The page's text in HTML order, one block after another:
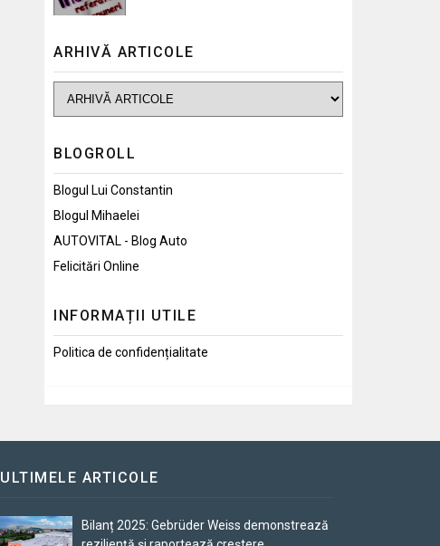
ARHIVĂ ARTICOLE
BLOGROLL
Blogul Lui Constantin
Blogul Mihaelei
AUTOVITAL - Blog Auto
Felicitări Online
INFORMAȚII UTILE
Politica de confidențialitate
ULTIMELE ARTICOLE
Bilanț 2025: Gebrüder Weiss demonstrează